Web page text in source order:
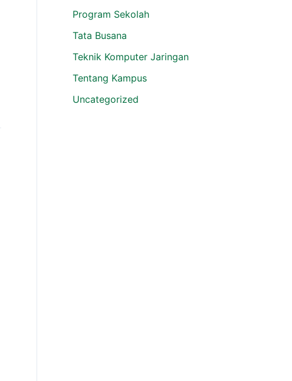
Program Sekolah
Tata Busana
Teknik Komputer Jaringan
Tentang Kampus
Uncategorized